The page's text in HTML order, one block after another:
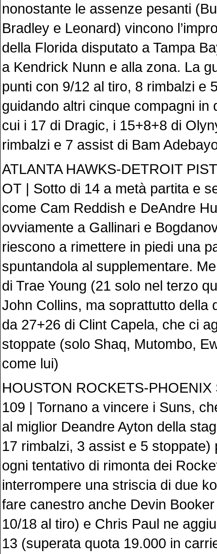
nonostante le assenze pesanti
Bradley e Leonard) vincono
della Florida disputato a Tampa
a Kendrick Nunn e alla zona. La
punti con 9/12 al tiro, 8 rimbalzi e
guidando altri cinque compagni in
cui i 17 di Dragic, i 15+8+8 di
rimbalzi e 7 assist di Bam
ATLANTA HAWKS-DETROIT
OT | Sotto di 14 a metà partita e
come Cam Reddish e DeAndre
ovviamente a Gallinari e
riescono a rimettere in piedi una
spuntandola al supplementare.
di Trae Young (21 solo nel terzo
John Collins, ma soprattutto della
da 27+26 di Clint Capela, che ci
stoppate (solo Shaq, Mutombo,
come lui)
HOUSTON ROCKETS-PHOENIX
109 | Tornano a vincere i Suns,
al miglior Deandre Ayton della
17 rimbalzi, 3 assist e 5 stoppate)
ogni tentativo di rimonta dei
interrompere una striscia di due
fare canestro anche Devin
10/18 al tiro) e Chris Paul ne
13 (superata quota 19.000 in